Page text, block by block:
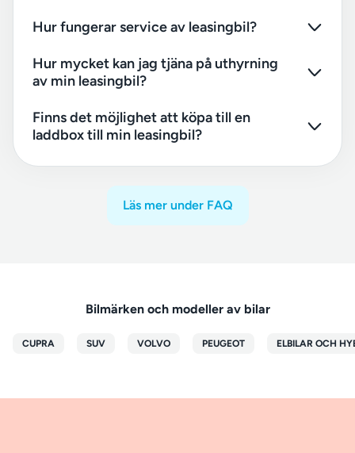
Hur fungerar service av leasingbil?
Hur mycket kan jag tjäna på uthyrning
av min leasingbil?
Finns det möjlighet att köpa till en
laddbox till min leasingbil?
Läs mer under FAQ
Bilmärken och modeller av bilar
CUPRA SUV VOLVO PEUGEOT ELBILAR OCH